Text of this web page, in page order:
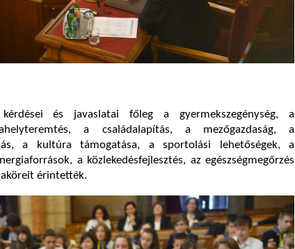
és javaslatai főleg a gyermekszegénység, a
a családalapítás, a mezőgazdaság, a
a kultúra támogatása, a sportolási lehetőségek, a
a közlekedésfejlesztés, az egészségmegőrzés
érintették.